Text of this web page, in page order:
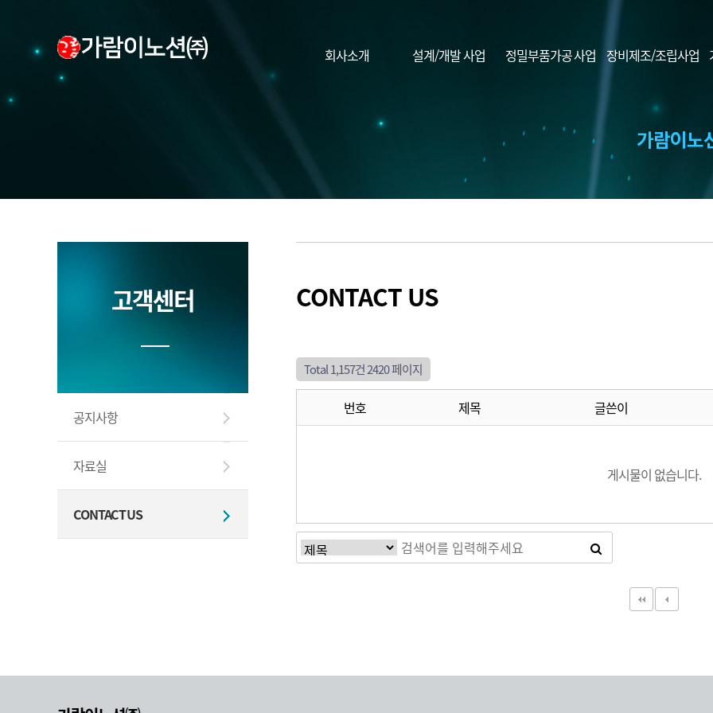
회사소개 설계/개발 사업 정밀부품가공 사업 장비제조/조립사업
고객센터
공지사항
자료실
CONTACT US
CONTACT US
Total 1,157건2420 페이지
번호 제목 글쓴이
게시물이 없습니다.